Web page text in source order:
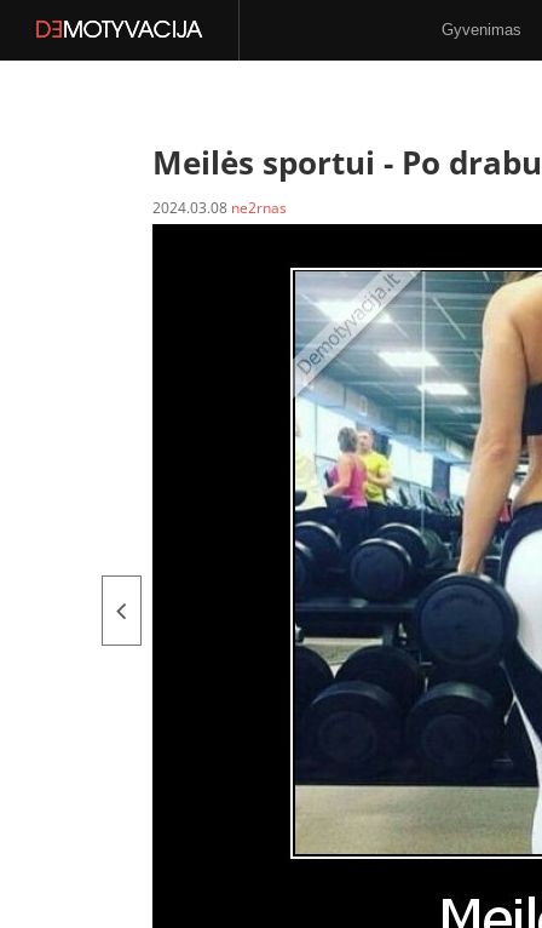
Gyvenimas
Meilės sportui - Po
2024.03.08 ne2rnas